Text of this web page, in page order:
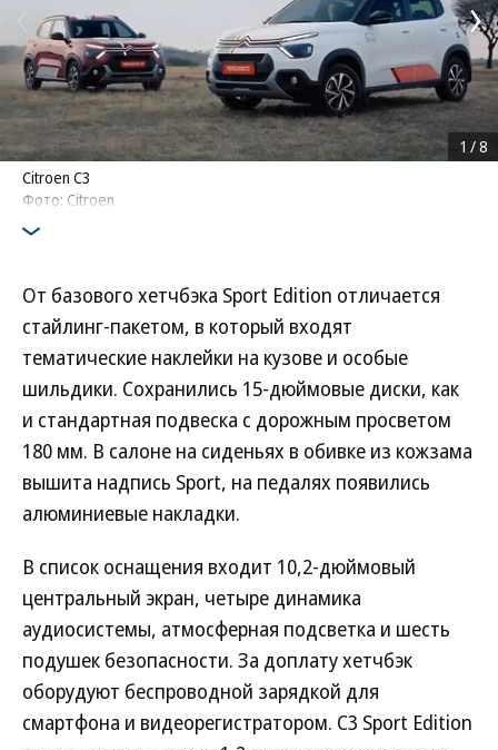
Citroen C3
Фото: Citroen
1 /8
От базового хетчбэка Sport Edition отличается
стайлинг-пакетом, в который входят
тематические наклейки на кузове и особые
шильдики. Сохранились 15-дюймовые диски, как
и стандартная подвеска с дорожным просветом
180 мм. В салоне на сиденьях в обивке из кожзама
вышита надпись Sport, на педалях появились
алюминиевые накладки.
В список оснащения входит 10,2-дюймовый
центральный экран, четыре динамика
аудиосистемы, атмосферная подсветка и шесть
подушек безопасности. За доплату хетчбэк
оборудуют беспроводной зарядкой для
смартфона и видеорегистратором. C3 Sport Edition